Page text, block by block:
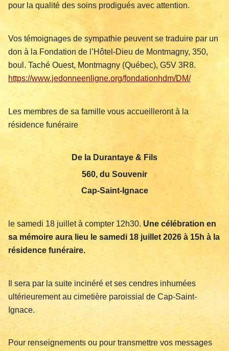
pour la qualité des soins prodigués avec attention.
Vos témoignages de sympathie peuvent se traduire par un
don à la Fondation de l’Hôtel-Dieu de Montmagny, 350,
boul. Taché Ouest, Montmagny (Québec), G5V 3R8.
https://www.jedonneenligne.org/fondationhdm/DM/
Les membres de sa famille vous accueilleront à la
résidence funéraire
De la Durantaye & Fils
560, du Souvenir
Cap-Saint-Ignace
le samedi 18 juillet à compter 12h30. Une célébration en
sa mémoire aura lieu le samedi 18 juillet 2026 à 15h à la
résidence funéraire.
Il sera par la suite incinéré et ses cendres inhumées
ultérieurement au cimetière paroissial de Cap-Saint-
Ignace.
Pour renseignements ou pour transmettre vos messages